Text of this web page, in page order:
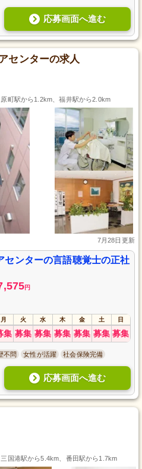
応募画面へ進む
センターの求人
町駅から1.2km、福井駅から2.0km
7月28日更新
センターの言語聴覚士の正社
円
月 火 水 木 金 土 日
集 募集 募集 募集 募集 募集 募集
不問 女性が活躍 社会保険完備
応募画面へ進む
国港駅から5.4km、番田駅から1.7km